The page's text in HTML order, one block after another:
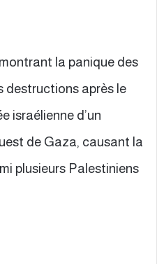
la panique des
destructions après le
israélienne d’un
de Gaza, causant la
plusieurs Palestiniens